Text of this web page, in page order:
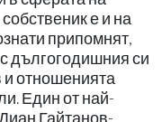
е и на
припомнят,
дългогодишния си
отношенията
Един от най-
Гайтанов-